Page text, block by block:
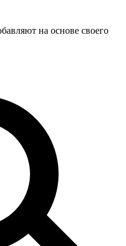
на основе своего